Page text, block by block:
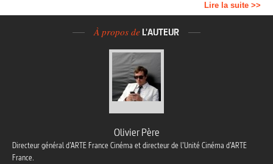
Lire la suite >>
À propos de L'AUTEUR
Olivier Père
Directeur général d’ARTE France Cinéma et directeur de l’Unité Cinéma d’ARTE
France.